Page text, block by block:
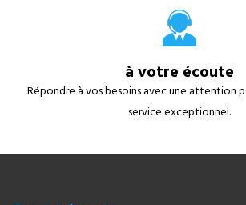
à votre écoute
Répondre à vos besoins avec une attention
service exceptionnel.